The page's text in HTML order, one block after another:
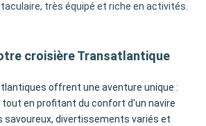
très équipé et riche en activités.
croisière Transatlantique
offrent une aventure unique :
en profitant du confort d'un navire
savoureux, divertissements variés et